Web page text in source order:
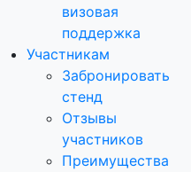
визовая
поддержка
Участникам
Забронировать
стенд
Отзывы
участников
Преимущества